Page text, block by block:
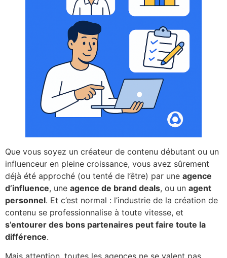
Que vous soyez un créateur de contenu débutant ou un
influenceur en pleine croissance, vous avez sûrement
déjà été approché (ou tenté de l’être) par une agence
d’influence, une agence de brand deals, ou un agent
personnel. Et c’est normal : l’industrie de la création de
contenu se professionnalise à toute vitesse, et
s’entourer des bons partenaires peut faire toute la
différence.